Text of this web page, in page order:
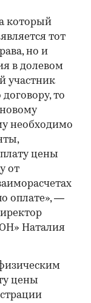
который
тот
но и
в долевом
участник
то
необходимо
цены
от
оплате», —
Наталия
цены